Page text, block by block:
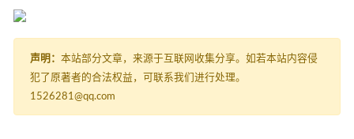
声明： 本站部分文章，来源于互联网收集分享。如若本站内容侵
犯了原著者的合法权益，可联系我们进行处理。
1526281@qq.com